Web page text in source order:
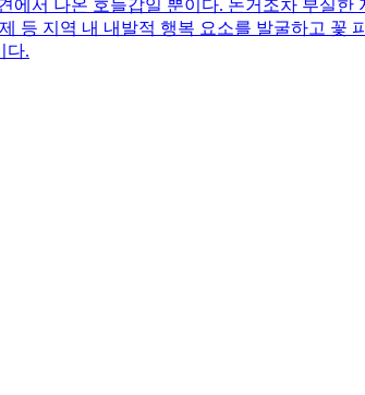
서 나온 호들갑일 뿐이다. 논거조차 부실
등 지역 내 내발적 행복 요소를 발굴하고 꽃
다.